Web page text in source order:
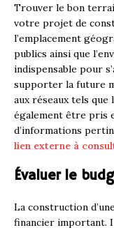
Trouver le bon
votre projet de
l’emplacement
publics ainsi que
indispensable pour
supporter la future
aux réseaux tels que
également être pris
d’informations
lien externe à
Évaluer le
La construction
financier important.